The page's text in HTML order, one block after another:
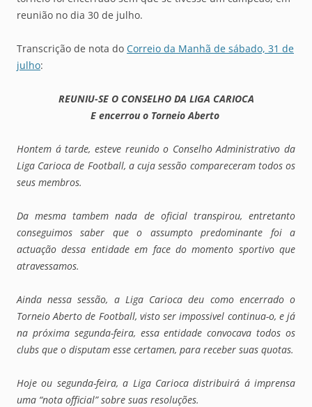
reunião no dia 30 de julho.
Transcrição de nota do Correio da Manhã de sábado, 31 de
julho:
REUNIU-SE O CONSELHO DA LIGA CARIOCA
E encerrou o Torneio Aberto
Hontem á tarde, esteve reunido o Conselho Administrativo da
Liga Carioca de Football, a cuja sessão compareceram todos os
seus membros.
Da mesma tambem nada de oficial transpirou, entretanto
conseguimos saber que o assumpto predominante foi a
actuação dessa entidade em face do momento sportivo que
atravessamos.
Ainda nessa sessão, a Liga Carioca deu como encerrado o
Torneio Aberto de Football, visto ser impossivel continua-o, e já
na próxima segunda-feira, essa entidade convocava todos os
clubs que o disputam esse certamen, para receber suas quotas.
Hoje ou segunda-feira, a Liga Carioca distribuirá á imprensa
uma “nota official” sobre suas resoluções.